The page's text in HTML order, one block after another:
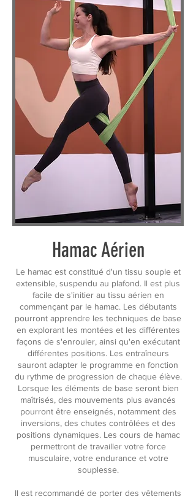
Hamac Aérien
Le hamac est constitué d'un tissu souple et
extensible, suspendu au plafond. Il est plus
facile de s'initier au tissu aérien en
commençant par le hamac. Les débutants
pourront apprendre les techniques de base
en explorant les montées et les différentes
façons de s'enrouler, ainsi qu'en exécutant
différentes positions. Les entraîneurs
sauront adapter le programme en fonction
du rythme de progression de chaque élève.
Lorsque les éléments de base seront bien
maîtrisés, des mouvements plus avancés
pourront être enseignés, notamment des
inversions, des chutes contrôlées et des
positions dynamiques. Les cours de hamac
permettront de travailler votre force
musculaire, votre endurance et votre
souplesse.
Il est recommandé de porter des vêtements